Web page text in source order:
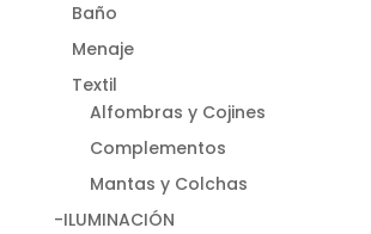
Baño
Menaje
Textil
Alfombras y Cojines
Complementos
Mantas y Colchas
-ILUMINACIÓN